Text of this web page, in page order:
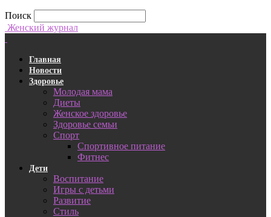
Поиск
Женский журнал
Главная
Новости
Здоровье
Молодая мама
Диеты
Женское здоровье
Здоровье семьи
Спорт
Спортивное питание
Фитнес
Дети
Воспитание
Игры с детьми
Развитие
Стиль